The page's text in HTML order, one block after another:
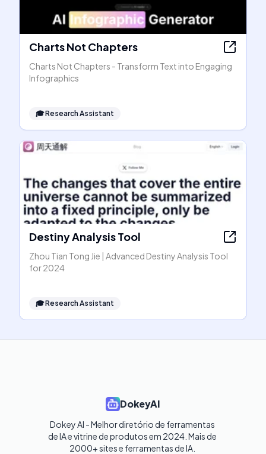
Charts Not Chapters
Charts Not Chapters - Transform Text into Engaging
Infographics
🎓Research Assistant
Destiny Analysis Tool
Zhou Tian Tong Jie | Advanced Destiny Analysis Tool
for 2024
🎓Research Assistant
DokeyAI
Dokey AI - Melhor diretório de ferramentas
de IA e vitrine de produtos em 2024. Mais de
2000+ sites e ferramentas de IA.